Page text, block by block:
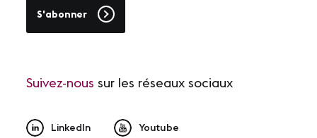
S'abonner
Suivez-nous sur les réseaux sociaux
LinkedIn Youtube